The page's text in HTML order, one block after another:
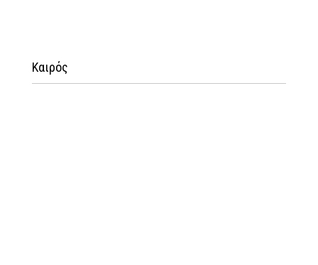
Καιρός